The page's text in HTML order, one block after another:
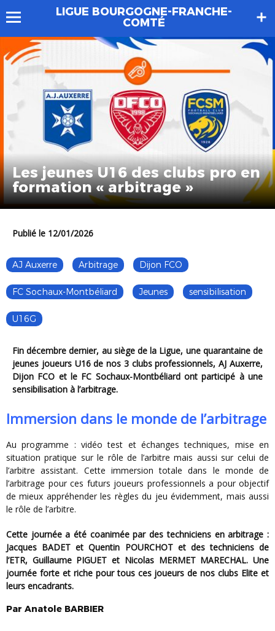
LIGUE BOURGOGNE-FRANCHE-
COMTÉ
Les jeunes U16 des clubs pro en
formation « arbitrage »
Publié le 12/01/2026
AJ Auxerre Arbitrage Dijon FCO
FC Sochaux-Montbéliard Jeunes sensibilisation
U16G
Fin décembre dernier, au siège de la Ligue, une quarantaine de
jeunes joueurs U16 de nos 3 clubs professionnels, AJ Auxerre,
Dijon FCO et le FC Sochaux-Montbéliard ont participé à une
sensibilisation à l’arbitrage.
Immersion dans le monde de l’arbitrage
Au programme : vidéo test et échanges techniques, mise en
situation pratique sur le rôle de l’arbitre mais aussi sur celui de
l’arbitre assistant. Cette immersion totale dans le monde de
l’arbitrage pour ces futurs joueurs professionnels a pour objectif
de mieux appréhender les règles du jeu évidemment, mais aussi
le rôle de l’arbitre.
Cette journée a été coanimée par des techniciens en arbitrage :
Jacques BADET et Quentin POURCHOT et des techniciens de
l’ETR, Guillaume PIGUET et Nicolas MERMET MARECHAL. Une
journée forte et riche pour tous ces joueurs de nos clubs Elite et
leurs encadrants.
Par Anatole BARBIER